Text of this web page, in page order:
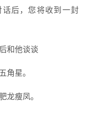
后，您将收到一封
和他谈谈
角星。
龙瘦凤。